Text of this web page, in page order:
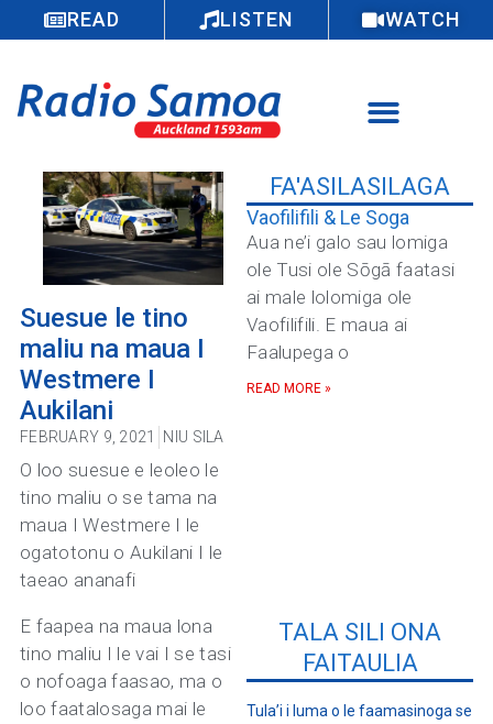
READ LISTEN WATCH
Suesue le tino
maliu na maua I
Westmere I
Aukilani
FEBRUARY 9, 2021 NIU SILA
O loo suesue e leoleo le
tino maliu o se tama na
maua I Westmere I le
ogatotonu o Aukilani I le
taeao ananafi
E faapea na maua lona
tino maliu I le vai I se tasi
o nofoaga faasao, ma o
loo faatalosaga mai le
FA'ASILASILAGA
Vaofilifili & Le Soga
Aua ne’i galo sau lomiga
ole Tusi ole Sōgā faatasi
ai male lolomiga ole
Vaofilifili. E maua ai
Faalupega o
READ MORE »
TALA SILI ONA
FAITAULIA
Tula’i i luma o le faamasinoga se